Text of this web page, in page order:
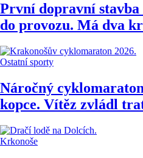
První dopravní stavba
do provozu. Má dva
Ostatní sporty
Náročný
kopce. Vítěz zvládl
Krkonoše